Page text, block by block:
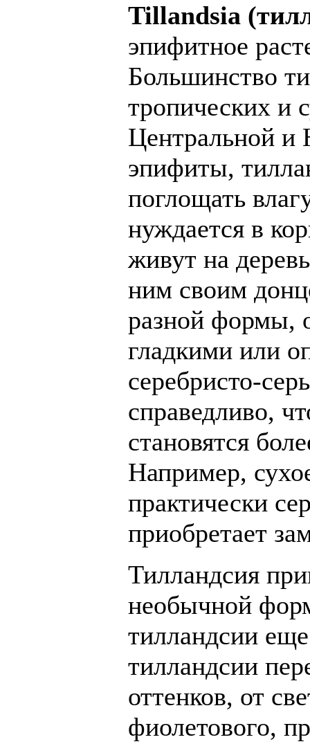
Tillandsia
эпифитное
Большинство
тропических и
Центральной
эпифиты,
поглощать
нуждается в
живут на
ним своим
разной формы,
гладкими или
серебристо-
справедливо,
становятся
Например,
практически
приобретает
Тилландсия
необычной
тилландсии
тилландсии
оттенков, от
фиолетового,